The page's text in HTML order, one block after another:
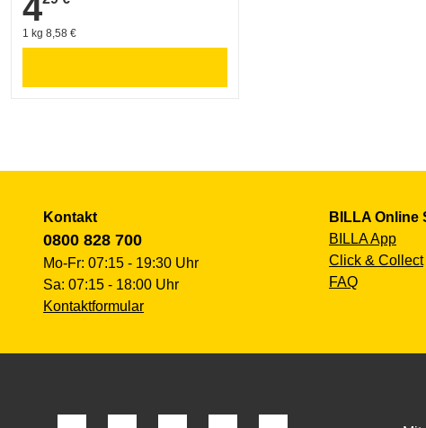
4
1 kg 8,58 €
Kontakt
0800 828 700
Mo-Fr: 07:15 - 19:30 Uhr
Sa: 07:15 - 18:00 Uhr
Kontaktformular
BILLA Online
BILLA App
Click & Collect
FAQ